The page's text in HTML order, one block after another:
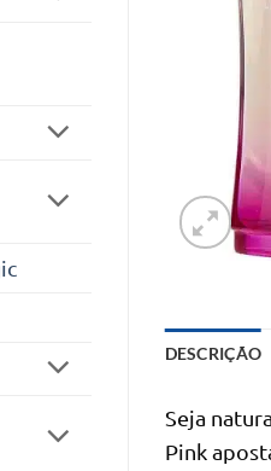
DESCRIÇÃO
Seja
Pink